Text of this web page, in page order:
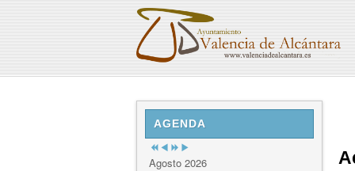
AGENDA
Previous
Year
Previous
Month
Next
Year
Next
Month
Agosto 2026